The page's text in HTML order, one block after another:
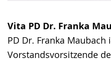
Vita PD Dr. Franka
PD Dr. Franka
Vorstandsvorsitzende